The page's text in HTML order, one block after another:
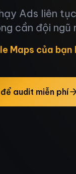
Ads liên
cần đội
Maps của bạn
audit miễn phí